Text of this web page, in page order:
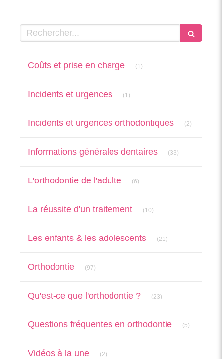
Rechercher
Coûts et prise en charge (1)
Incidents et urgences (1)
Incidents et urgences orthodontiques (2)
Informations générales dentaires (33)
L'orthodontie de l'adulte (6)
La réussite d'un traitement (10)
Les enfants & les adolescents (21)
Orthodontie (97)
Qu'est-ce que l'orthodontie ? (23)
Questions fréquentes en orthodontie (5)
Vidéos à la une (2)